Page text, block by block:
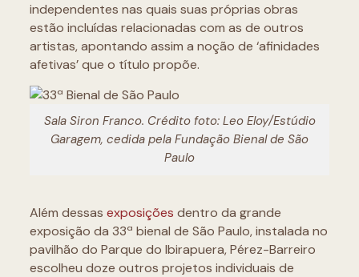
independentes nas quais suas próprias obras
estão incluídas relacionadas com as de outros
artistas, apontando assim a noção de ‘afinidades
afetivas’ que o título propõe.
Sala Siron Franco. Crédito foto: Leo Eloy/Estúdio
Garagem, cedida pela Fundação Bienal de São
Paulo
Além dessas exposições dentro da grande
exposição da 33ª bienal de São Paulo, instalada no
pavilhão do Parque do Ibirapuera, Pérez-Barreiro
escolheu doze outros projetos individuais de